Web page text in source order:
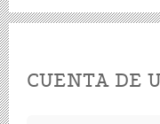
CUENTA DE